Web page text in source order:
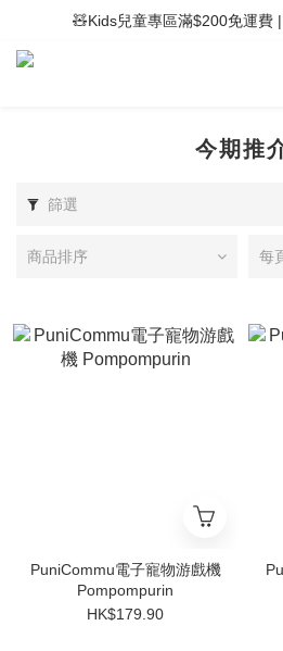
⚡滿$400免運費 | 滿$200免
🧸Kids兒童專區滿$200免運費
⚡滿$400免運費 | 滿$200免
今期推
篩選
商品排序 每
PuniCommu電子寵物游戲機
Pompompurin
HK$179.90